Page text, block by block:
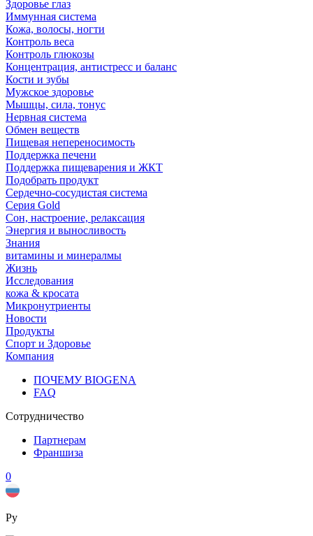
Здоровье глаз
Иммунная система
Кожа, волосы, ногти
Контроль веса
Контроль глюкозы
Концентрация, антистресс и баланс
Кости и зубы
Мужское здоровье
Мышцы, сила, тонус
Нервная система
Обмен веществ
Пищевая непереносимость
Поддержка печени
Поддержка пищеварения и ЖКТ
Подобрать продукт
Сердечно-сосудистая система
Серия Gold
Сон, настроение, релаксация
Энергия и выносливость
Знания
витамины и минералмы
Жизнь
Исследования
кожа & кросата
Микронутриенты
Новости
Продукты
Спорт и Здоровье
Компания
ПОЧЕМУ BIOGENA
FAQ
Сотрудничество
Партнерам
Франшиза
0
Ру